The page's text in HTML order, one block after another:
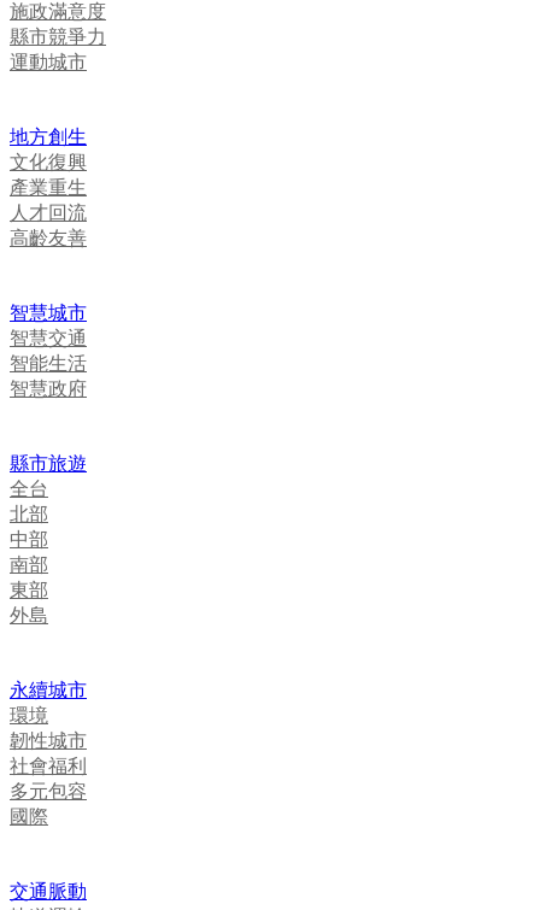
施政滿意度
縣市競爭力
運動城市
地方創生
文化復興
產業重生
人才回流
高齡友善
智慧城市
智慧交通
智能生活
智慧政府
縣市旅遊
全台
北部
中部
南部
東部
外島
永續城市
環境
韌性城市
社會福利
多元包容
國際
交通脈動